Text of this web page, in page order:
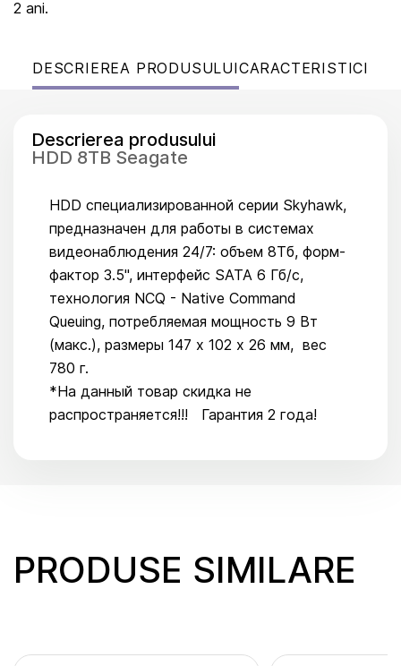
2 ani.
DESCRIEREA PRODUSULUICARACTERISTICI
Descrierea produsului
HDD 8TB Seagate
HDD специализированной серии Skyhawk,
предназначен для работы в системах
видеонаблюдения 24/7: объем 8Тб, форм-
фактор 3.5", интерфейс SATA 6 Гб/с,
технология NCQ - Native Command
Queuing, потребляемая мощность 9 Вт
(макс.), размеры 147 х 102 х 26 мм, вес
780 г.
*На данный товар скидка не
распространяется!!! Гарантия 2 года!
PRODUSE SIMILARE